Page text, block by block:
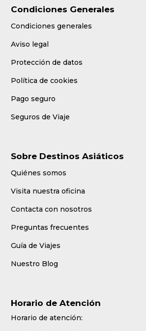
Condiciones Generales
Condiciones generales
Aviso legal
Protección de datos
Política de cookies
Pago seguro
Seguros de Viaje
Sobre Destinos Asiáticos
Quiénes somos
Visita nuestra oficina
Contacta con nosotros
Preguntas frecuentes
Guía de Viajes
Nuestro Blog
Horario de Atención
Horario de atención: